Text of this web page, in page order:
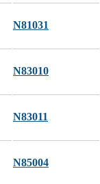
N81031
N83010
N83011
N85004